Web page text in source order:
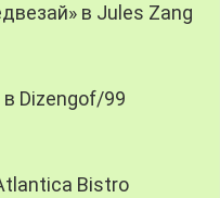
в Jules Zang
Dizengof/99
Bistro